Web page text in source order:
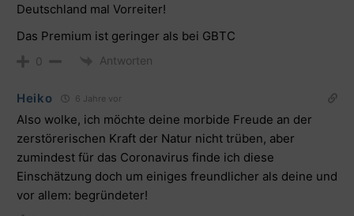
Deutschland mal Vorreiter!
Das Premium ist geringer als bei GBTC
0 Antworten
Heiko 6 Jahre vor
Also wolke, ich möchte deine morbide Freude an der
zerstörerischen Kraft der Natur nicht trüben, aber
zumindest für das Coronavirus finde ich diese
Einschätzung doch um einiges freundlicher als deine und
vor allem: begründeter!